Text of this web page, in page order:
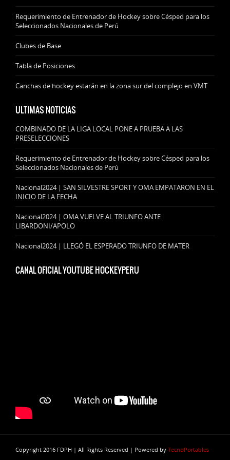
Requerimiento de Entrenador de Hockey sobre Césped para los
Seleccionados Nacionales de Perú
Clubes de Base
Tabla de Posiciones
Canchas de hockey estarán en la zona sur del complejo en VMT
ULTIMAS NOTICIAS
COMBINADO DE LA LIGA LOCAL PONE A PRUEBA A LAS
PRESELECCIONES
Requerimiento de Entrenador de Hockey sobre Césped para los
Seleccionados Nacionales de Perú
Nacional2024 | SAN SILVESTRE SPORT Y OMA EMPATARON EN EL
INICIO DE LA FECHA
Nacional2024 | OMA VUELVE AL TRIUNFO ANTE
LIBARDONI/APOLO
Nacional2024 | LLEGÓ EL ESPERADO TRIUNFO DE MATER
CANAL OFICIAL YOUTUBE HOCKEYPERU
Copyright 2016 FDPH | All Rights Reserved | Powered by TecnoPortables